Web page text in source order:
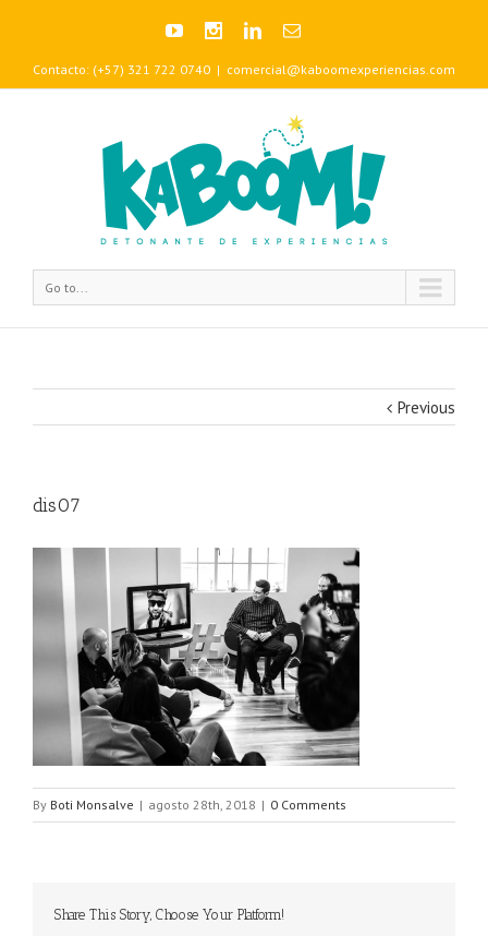
Contacto: (+57) 321 722 0740 | comercial@kaboomexperiencias.com
Go to...
Previous
dis07
By Boti Monsalve | agosto 28th, 2018 | 0 Comments
Share This Story, Choose Your Platform!